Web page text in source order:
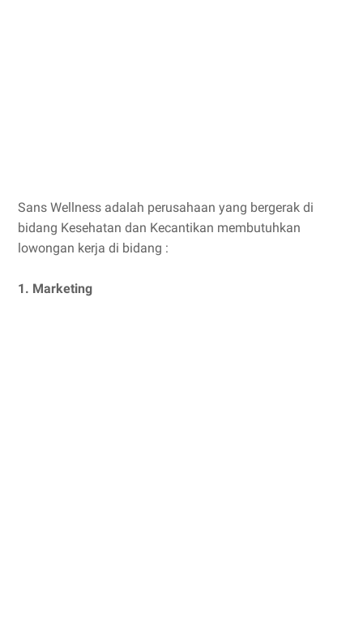
Sans Wellness adalah perusahaan yang bergerak di
bidang Kesehatan dan Kecantikan membutuhkan
lowongan kerja di bidang :
1. Marketing